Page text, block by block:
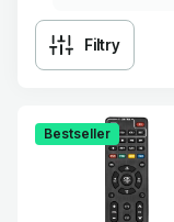
Filtry
Bestseller